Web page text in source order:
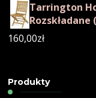
Tarrington
Rozskładane
160,00zł
Produkty